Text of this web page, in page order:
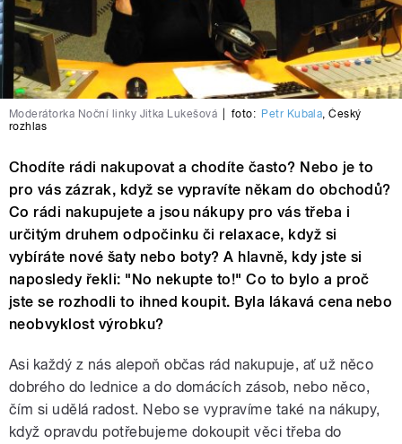
Moderátorka Noční linky Jitka Lukešová foto: Petr Kubala,Český
rozhlas
Chodíte rádi nakupovat a chodíte často? Nebo je to
pro vás zázrak, když se vypravíte někam do obchodů?
Co rádi nakupujete a jsou nákupy pro vás třeba i
určitým druhem odpočinku či relaxace, když si
vybíráte nové šaty nebo boty? A hlavně, kdy jste si
naposledy řekli: "No nekupte to!" Co to bylo a proč
jste se rozhodli to ihned koupit. Byla lákavá cena nebo
neobvyklost výrobku?
Asi každý z nás alepoň občas rád nakupuje, ať už něco
dobrého do lednice a do domácích zásob, nebo něco,
čím si udělá radost. Nebo se vypravíme také na nákupy,
když opravdu potřebujeme dokoupit věci třeba do